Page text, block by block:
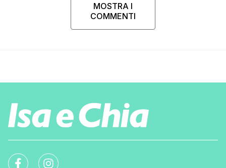
MOSTRA I
COMMENTI